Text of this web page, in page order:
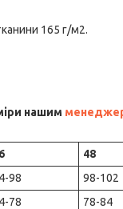
165 г/м2.
нашим
48
98 98-102
78 78-84